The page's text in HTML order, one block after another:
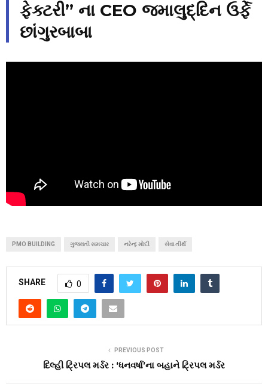
ફેક્ટરી” ના CEO જમાલુદ્દિન ઉર્ફે
છાંગુરબાબા
PMO BUILDING ગુજરાતી સમચાર નરેન્દ્દ મોદી સેવા તીર્થ
SHARE 0
PREVIOUS POST
દિલ્હી ટ્રિપલ મર્ડર : ‘ધનવર્ષા’ના બહાને ટ્રિપલ મર્ડર